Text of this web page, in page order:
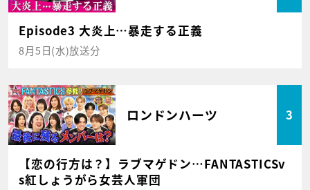
Episode3 大炎上…暴走する正義
8月5日(水)放送分
ロンドンハーツ 3
【恋の行方は？】ラブマゲドン…FANTASTICSv
s紅しょうがら女芸人軍団